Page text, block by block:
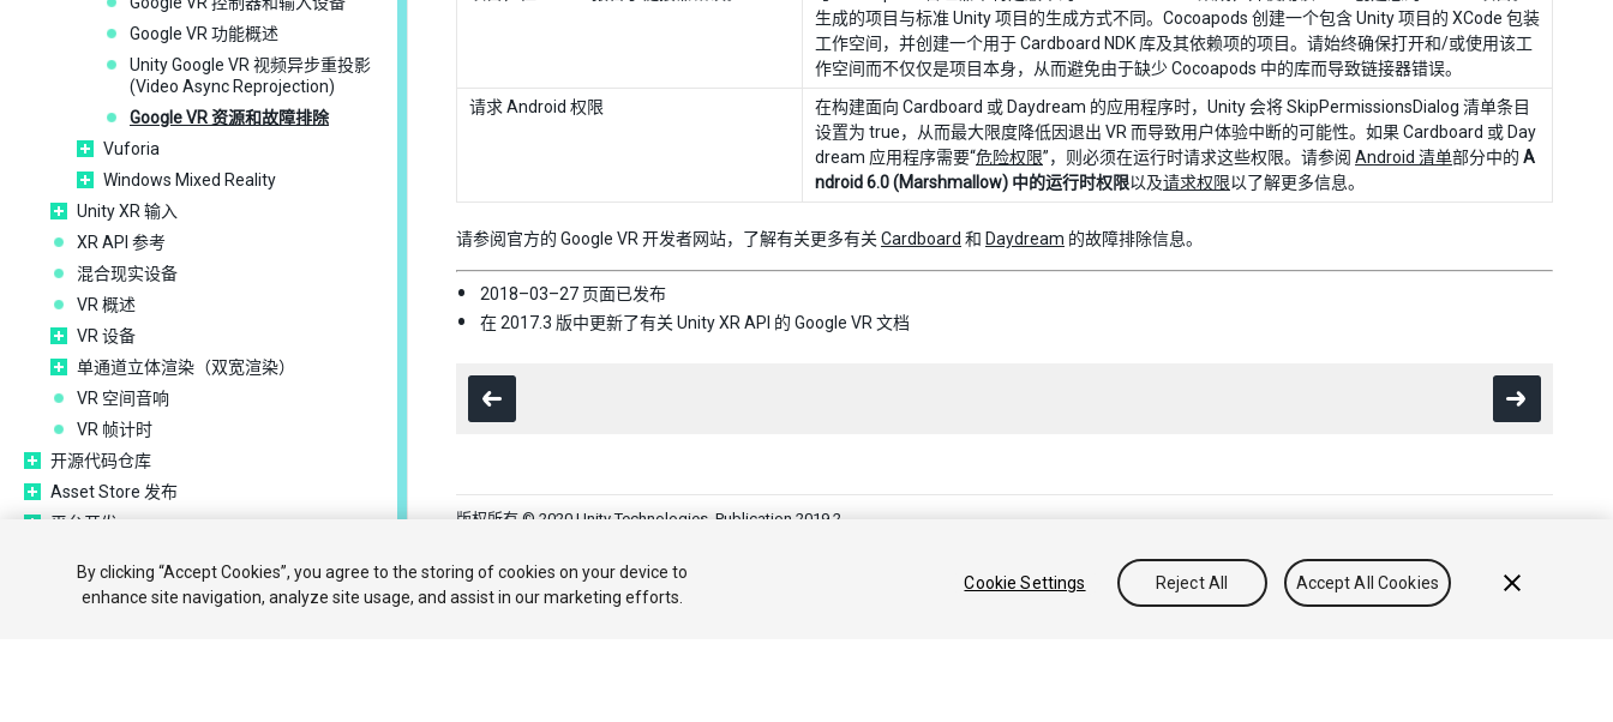
Google VR 功能概述
Unity Google VR 视频异步重投影
(Video Async Reprojection)
Google VR 资源和故障排除
Vuforia
Windows Mixed Reality
Unity XR 输入
XR API 参考
混合现实设备
VR 概述
VR 设备
单通道立体渲染（双宽渲染）
VR 空间音响
VR 帧计时
开源代码仓库
Asset Store 发布
平台开发
旧版主题
生成的项目与标准 Unity 项目的生成方式不同。Cocoapods 创建一个包含 Unity 项目的 XCode 包装
工作空间，并创建一个用于 Cardboard NDK 库及其依赖项的项目。请始终确保打开和/或使用该工
作空间而不仅仅是项目本身，从而避免由于缺少 Cocoapods 中的库而导致链接器错误。
请求 Android 权限
在构建面向 Cardboard 或 Daydream 的应用程序时，Unity 会将 SkipPermissionsDialog 清单条目
设置为 true，从而最大限度降低因退出 VR 而导致用户体验中断的可能性。如果 Cardboard 或 Day
dream 应用程序需要“危险权限”，则必须在运行时请求这些权限。请参阅 Android 清单部分中的 A
ndroid 6.0 (Marshmallow) 中的运行时权限以及请求权限以了解更多信息。
请参阅官方的 Google VR 开发者网站，了解有关更多有关 Cardboard 和 Daydream 的故障排除信息。
2018–03–27 页面已发布
在 2017.3 版中更新了有关 Unity XR API 的 Google VR 文档
版权所有 © 2020 Unity Technologies. Publication 2019.2
教程 社区答案 知识库 论坛 不要出售或分享我的个人信息
By clicking “Accept Cookies”, you agree to the storing of cookies on your device to
enhance site navigation, analyze site usage, and assist in our marketing efforts.
Cookie Settings Reject All Accept All Cookies